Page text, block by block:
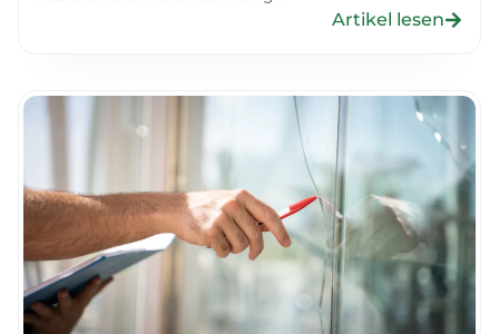
Artikel lesen